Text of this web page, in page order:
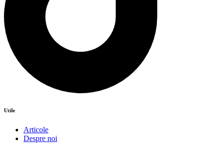
Utile
Articole
Despre noi